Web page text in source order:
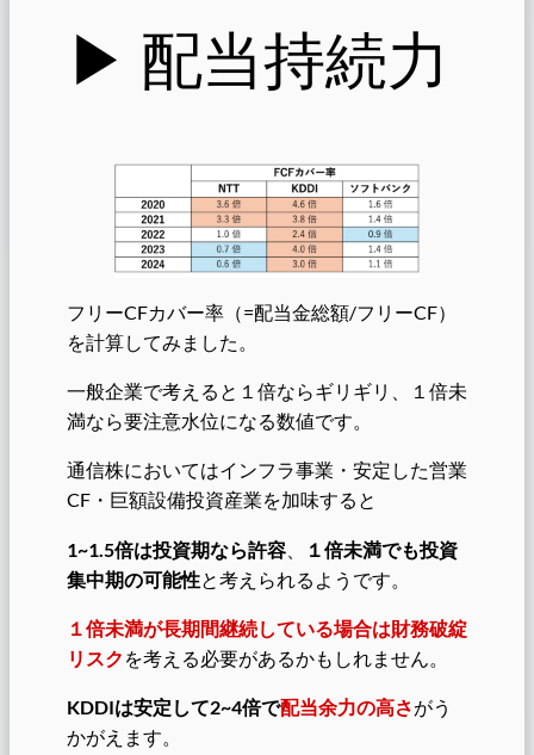
▶︎ 配当持続力
フリーCFカバー率（=配当金総額/フリーCF）
を計算してみました。
一般企業で考えると１倍ならギリギリ、１倍未
満なら要注意水位になる数値です。
通信株においてはインフラ事業・安定した営業
CF・巨額設備投資産業を加味すると
1~1.5倍は投資期なら許容
１倍未満でも投資
集中期の可能性と考えられるようです。
１倍未満が長期間継続している場合は財務破綻
リスク を考える必要があるかもしれません。
KDDIは安定して2~4倍で配当余力の高さがう
かがえます。